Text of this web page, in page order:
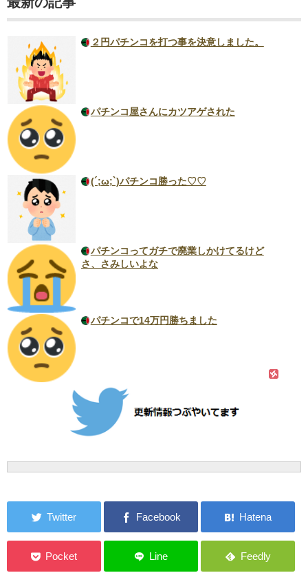
２円パチンコを打つ事を決意しました。
パチンコ屋さんにカツアゲされた
(´;ω;`)パチンコ勝った♡♡
パチンコってガチで廃業しかけてるけど
さ、さみしいよな
パチンコで14万円勝ちました